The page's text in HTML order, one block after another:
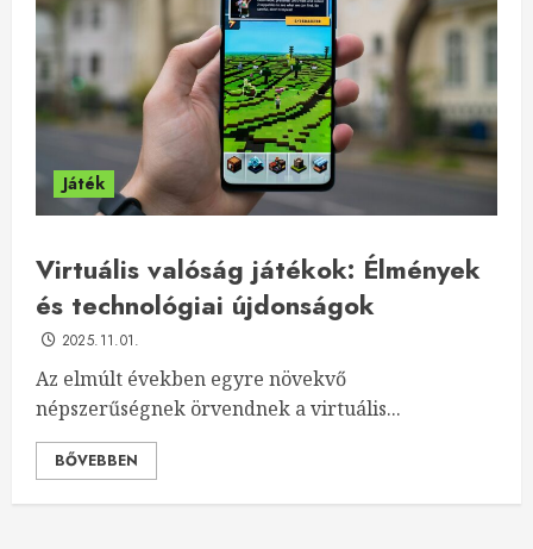
Játék
Virtuális valóság játékok: Élmények
és technológiai újdonságok
2025.11.01.
Az elmúlt években egyre növekvő
népszerűségnek örvendnek a virtuális...
BŐVEBBEN